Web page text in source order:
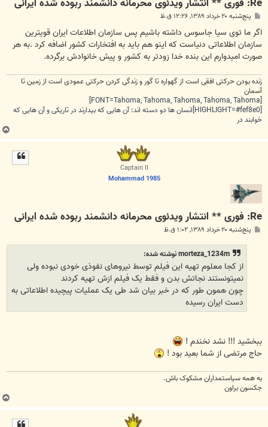
پ
ت
پنج‌شنبه ۲۰ خرداد ۱۳۸۹, ۱۲:۲۶ ق.ظ
اگر ما توی سیا جاسوس داشته باشیم پس سازمان اطلاعات ایران قویترین
سازمان اطلاعاتی دنیاست که اینو هم باید به افتخارات کشور اضافه کرد .به هر
صورت امیدوارم این بنده خدا زودتر به کشور و پیش خانوادش برگرده.
زنده بودن حرکتی افقی است از گهواره تا گور و زندگی کردن حرکتی عمودی است از زمین تا
آسمان
[FONT=Tahoma, Tahoma, Tahoma, Tahoma, Tahoma]
[HIGHLIGHT=#fef8e0]انسان ها دو دسته اند: آن هایی که بیدارند در تاریکی و آن هایی که
خوابند در
ب
ا
Captain II
Mohammad 1985
Re: فوری ** انتشار ویدئوی محرمانه دانشمند ربوده شده ایرانی
پ پنج‌شنبه ۲۰ خرداد ۱۳۸۹, ۱:۰۲ ق.ظ
morteza_1234m نوشته شده:
از کجا معلوم تهیه این فیلم توسط نیروهای نفوذی خودی نبوده ولی
نمیتونستند نجاتش بدن و فقط یک فیلم ازش تهیه کردند
چون همون طور که در خبر بیان شد طی یک عملیات پیچیده اطلاعاتی به
دست ایران رسیده
ببخشید !!! نشد نخندم !
حاج مرتضی از شما بعید بود !
به همه سياستمداران مشکوک باش.
جکسون براون
ب
ا